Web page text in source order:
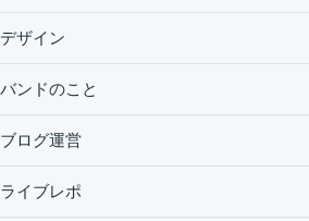
デザイン
バンドのこと
ブログ運営
ライブレポ